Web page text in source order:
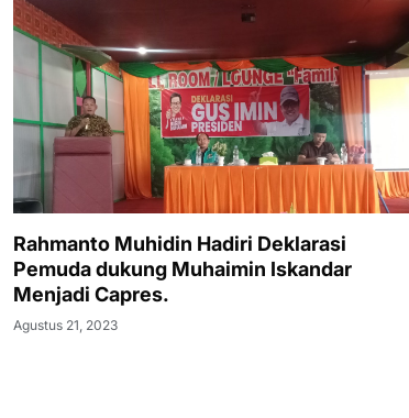
Rahmanto Muhidin Hadiri Deklarasi
Pemuda dukung Muhaimin Iskandar
Menjadi Capres.
Agustus 21, 2023